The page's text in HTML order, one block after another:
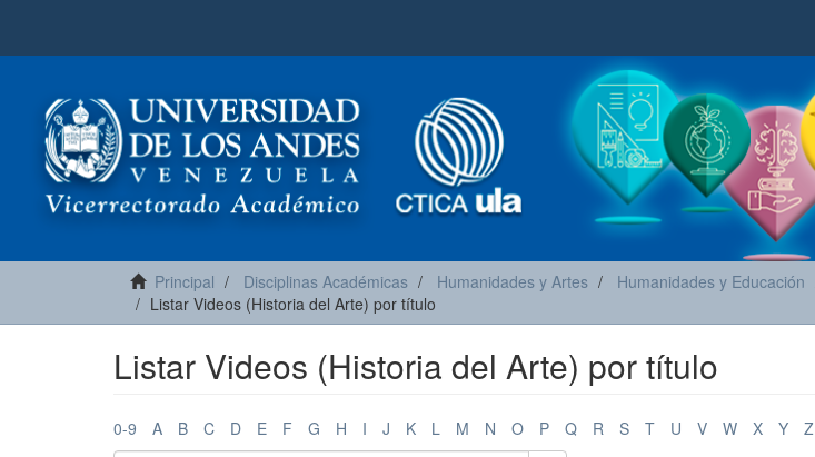
Principal Disciplinas Académicas Humanidades y Artes Humanidades y Educación
Listar Videos (Historia del Arte) por título
Listar Videos (Historia del Arte) por título
0-9 A B C D E F G H I J K L M N O P Q R S T U V W X Y
Z